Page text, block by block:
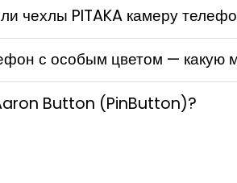
чехлы PITAKA камеру
с особым цветом — какую
Button (PinButton)?